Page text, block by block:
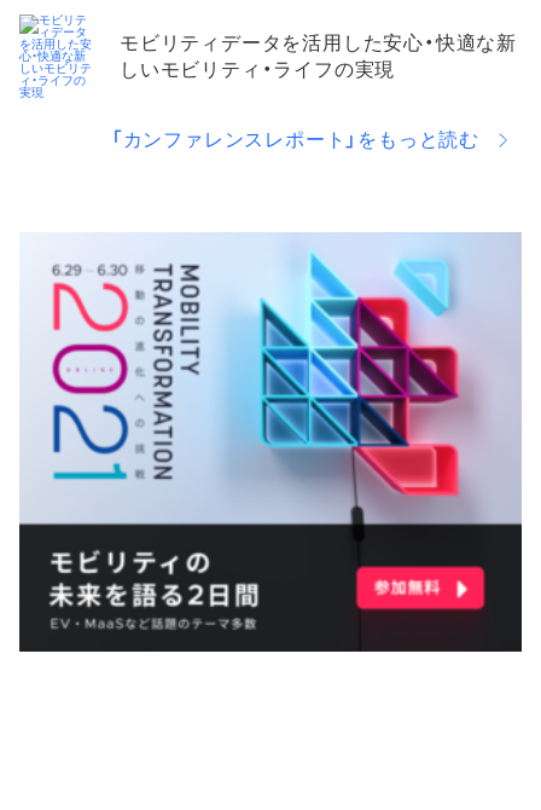
モビリティデータを活用した安心・快適な新
しいモビリティ・ライフの実現​
「カンファレンスレポート」をもっと読む